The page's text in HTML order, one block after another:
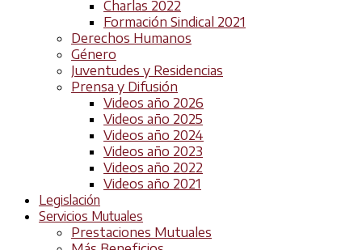
Charlas 2022
Formación Sindical 2021
Derechos Humanos
Género
Juventudes y Residencias
Prensa y Difusión
Videos año 2026
Videos año 2025
Videos año 2024
Videos año 2023
Videos año 2022
Videos año 2021
Legislación
Servicios Mutuales
Prestaciones Mutuales